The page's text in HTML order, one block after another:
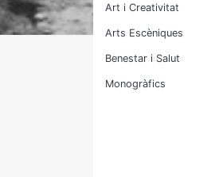
Art i Creativitat
Arts Escèniques
Benestar i Salut
Monogràfics